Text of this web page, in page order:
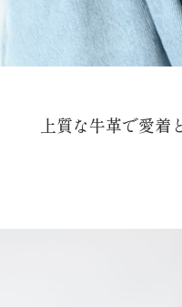
上質な牛革で愛着